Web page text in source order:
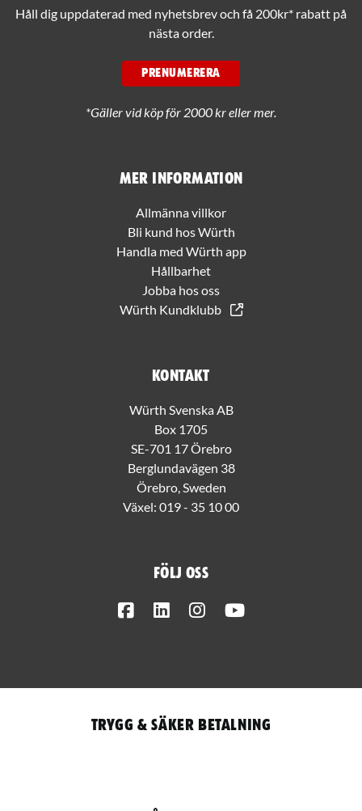
Mer information
Allmänna villkor
Bli kund hos Würth
Handla med Würth app
Hållbarhet
Jobba hos oss
Würth Kundklubb
Kontakt
Würth Svenska AB
Box 1705
SE-701 17 Örebro
Berglundavägen 38
Örebro, Sweden
Växel: 019 - 35 10 00
Följ oss
FacebookLinkedInInstagram
Håll dig uppdaterad med nyhetsbrev och få 200kr* rabatt på
nästa order.
PRENUMERERA
*Gäller vid köp för 2000 kr eller mer.
Trygg & säker betalning